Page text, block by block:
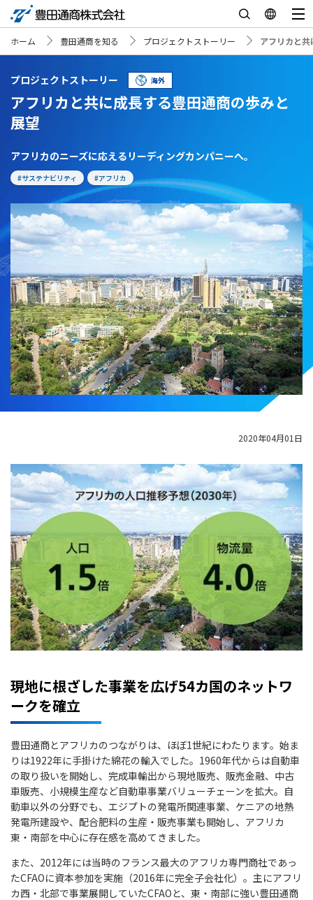
ホーム 豊田通商を知る プロジェクトストーリー アフリカと
プロジェクトストーリー 海外
アフリカと共に成長する豊田通商の歩みと
展望
アフリカのニーズに応えるリーディングカンパニーへ。
#サステナビリティ #アフリカ
2020年04月01日
現地に根ざした事業を広げ54カ国のネットワ
ークを確立
豊田通商とアフリカのつながりは、ほぼ1世紀にわたります。始ま
りは1922年に手掛けた綿花の輸入でした。1960年代からは自動車
の取り扱いを開始し、完成車輸出から現地販売、販売金融、中古
車販売、小規模生産など自動車事業バリューチェーンを拡大。自
動車以外の分野でも、エジプトの発電所関連事業、ケニアの地熱
発電所建設や、配合肥料の生産・販売事業も開始し、アフリカ
東・南部を中心に存在感を高めてきました。
また、2012年には当時のフランス最大のアフリカ専門商社であっ
たCFAOに資本参加を実施（2016年に完全子会社化）。主にアフリ
カ西・北部で事業展開していたCFAOと、東・南部に強い豊田通商